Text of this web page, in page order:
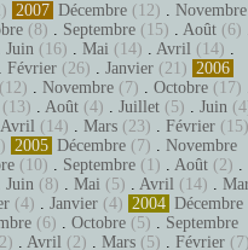
2007 Décembre (12) . Novembre
(8) . Septembre (15) . Août (6)
Juin (16) . Mai (14) . Avril (14) .
. Février (26) . Janvier (21) 2006
(12) . Novembre (7) . Octobre (17)
(13) . Août (4) . Juillet (5) . Juin
Avril (14) . Mars (23) . Février (15)
2005 Décembre (7) . Novembre
(10) . Septembre (1) . Août (2) .
Juin (8) . Mai (5) . Avril (14) .
(4) . Janvier (4) 2004 Décembre
(6) . Octobre (5) . Septembre
. Avril (2) . Mars (5) . Février (7)